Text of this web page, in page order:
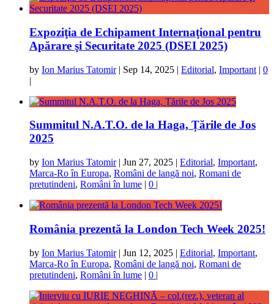
Expoziţia de Echipament Internaţional pentru
Apărare şi Securitate 2025 (DSEI 2025)
by Ion Marius Tatomir| Sep 14, 2025 | Editorial, Important | 0
|
Summitul N.A.T.O. de la Haga, Țările de Jos
2025
by Ion Marius Tatomir| Jun 27, 2025 | Editorial, Important,
Marca-Ro în Europa, Români de langă noi, Romani de
pretutindeni, Români în lume | 0 |
România prezentă la London Tech Week 2025!
by Ion Marius Tatomir| Jun 12, 2025 | Editorial, Important,
Marca-Ro în Europa, Români de langă noi, Romani de
pretutindeni, Români în lume | 0 |